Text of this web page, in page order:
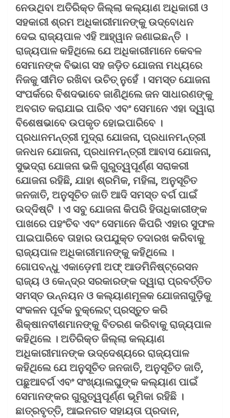
ନେଉଥିବା ଅତିରିକ୍ତ ଜିଲ୍ଲା କଲ୍ୟାଣ ଅଧିକାରୀ ଓ
ସହକାରୀ ଶ୍ରମ ଅଧିକାରୀମାନଙ୍କୁ ଉଦ୍‌ବୋଧନ
ଦେଇ ରାଜ୍ୟପାଳ ଏହି ଆହ୍ୱାନ ଜଣାଇଛନ୍ତି ।
ରାଜ୍ୟପାଳ କହିଥିଲେ ଯେ ଅଧିକାରୀମାନେ କେବଳ
ସେମାନଙ୍କ ବିଭାଗ ସହ ଜଡ଼ିତ ଯୋଜନା ମଧ୍ୟରେ
ନିଜକୁ ସୀମିତ ରଖିବା ଉଚିତ୍ ନୁହେଁ । ସମସ୍ତ ଯୋଜନା
ସଂପର୍କରେ ବିଶଦଭାବେ ଜାଣିଥିଲେ ଜନ ସାଧାରଣଙ୍କୁ
ଅବଗତ କରାଯାଇ ପାରିବ ଏବଂ ସେମାନେ ଏହା ଦ୍ୱାରା
ବିଶେଷଭାବେ ଉପକୃତ ହୋଇପାରିବେ ।
ପ୍ରଧାନମନ୍ତ୍ରୀ ମୁଦ୍ରା ଯୋଜନା, ପ୍ରଧାନମନ୍ତ୍ରୀ
ଜନଧନ ଯୋଜନା, ପ୍ରଧାନମନ୍ତ୍ରୀ ଆବାସ ଯୋଜନା,
ସୁଭଦ୍ରା ଯୋଜନା ଭଳି ଗୁରୁତ୍ୱପୂର୍ଣ୍ଣ ସରାକରୀ
ଯୋଜନା ରହିଛି, ଯାହା ଶ୍ରମିକ, ମହିଳା, ଅନୁସୂଚିତ
ଜନଜାତି, ଅନୁସୂଚିତ ଜାତି ଆଦି ସମସ୍ତ ବର୍ଗ ପାଇଁ
ଉଦ୍ଦିଷ୍ଟି । ଏ ସବୁ ଯୋଜନା କିପରି ହିତାଧିକାରୀଙ୍କ
ପାଖରେ ପହଂଚିବ ଏବଂ ସେମାନେ କିପରି ଏହାର ସୁଫଳ
ପାଇପାରିବେ ତାହାର ଉପଯୁକ୍ତ ତଦାରଖ କରିବାକୁ
ରାଜ୍ୟପାଳ ଅଧିକାରୀମାନଙ୍କୁ କହିଥିଲେ ।
ଗୋପବନ୍ଧୁ ଏକାଡ଼େମୀ ଅଫ୍ ଆଡମିନିଷ୍ଟ୍ରେସନ
ରାଜ୍ୟ ଓ କେନ୍ଦ୍ର ସରକାରଙ୍କ ଦ୍ୱାରା ପ୍ରବର୍ତ୍ତିତ
ସମସ୍ତ ଉନ୍ନୟନ ଓ କଲ୍ୟାଣମୂଳକ ଯୋଜନାଗୁଡ଼ିକୁ
ସଂକଳନ ପୂର୍ବକ ବୁକ୍‌ଲେଟ୍ ପ୍ରସ୍ତୁତ କରି
ଶିକ୍ଷାନବୀଶମାନଙ୍କୁ ବିତରଣ କରିବାକୁ ରାଜ୍ୟପାଳ
କହିଥିଲେ । ଅତିରିକ୍ତ ଜିଲ୍ଲା କଲ୍ୟାଣ
ଅଧିକାରୀମାନଙ୍କ ଉଦ୍ଦେଶ୍ୟରେ ରାଜ୍ୟପାଳ
କହିଥିଲେ ଯେ ଅନୁସୂଚିତ ଜନଜାତି, ଅନୁସୂଚିତ ଜାତି,
ପଛୁଆବର୍ଗ ଏବଂ ସଂଖ୍ୟାଲଘୁଙ୍କ କଲ୍ୟାଣ ପାଇଁ
ସେମାନଙ୍କର ଗୁରୁତ୍ୱପୂର୍ଣ୍ଣ ଭୂମିକା ରହିଛି ।
ଛାତ୍ରବୃତ୍ତି, ଆଇନଗତ ସହାୟତା ପ୍ରଦାନ,